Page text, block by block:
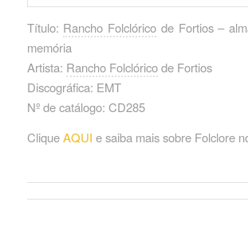
Título: Rancho Folclórico de Fortios –
memória
Artista: Rancho Folclóricode Fortios
Discográfica: EMT
Nº de catálogo: CD285
CliqueAQUI e saiba mais sobre Folclore